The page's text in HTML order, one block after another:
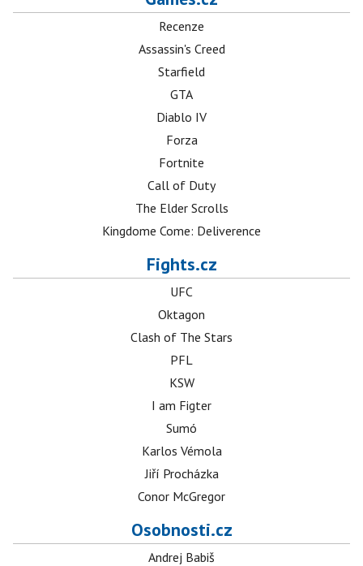
Recenze
Assassin's Creed
Starfield
GTA
Diablo IV
Forza
Fortnite
Call of Duty
The Elder Scrolls
Kingdome Come: Deliverence
Fights.cz
UFC
Oktagon
Clash of The Stars
PFL
KSW
I am Figter
Sumó
Karlos Vémola
Jiří Procházka
Conor McGregor
Osobnosti.cz
Andrej Babiš